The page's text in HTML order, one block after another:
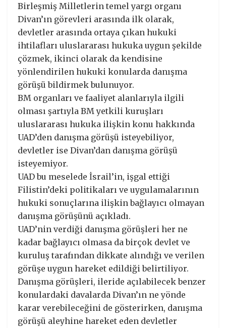
Birleşmiş Milletlerin temel yargı organı
Divan’ın görevleri arasında ilk olarak,
devletler arasında ortaya çıkan hukuki
ihtilafları uluslararası hukuka uygun şekilde
çözmek, ikinci olarak da kendisine
yönlendirilen hukuki konularda danışma
görüşü bildirmek bulunuyor.
BM organları ve faaliyet alanlarıyla ilgili
olması şartıyla BM yetkili kuruşları
uluslararası hukuka ilişkin konu hakkında
UAD’den danışma görüşü isteyebiliyor,
devletler ise Divan’dan danışma görüşü
isteyemiyor.
UAD bu meselede İsrail’in, işgal ettiği
Filistin’deki politikaları ve uygulamalarının
hukuki sonuçlarına ilişkin bağlayıcı olmayan
danışma görüşünü açıkladı.
UAD’nin verdiği danışma görüşleri her ne
kadar bağlayıcı olmasa da birçok devlet ve
kuruluş tarafından dikkate alındığı ve verilen
görüşe uygun hareket edildiği belirtiliyor.
Danışma görüşleri, ileride açılabilecek benzer
konulardaki davalarda Divan’ın ne yönde
karar verebileceğini de gösterirken, danışma
görüşü aleyhine hareket eden devletler